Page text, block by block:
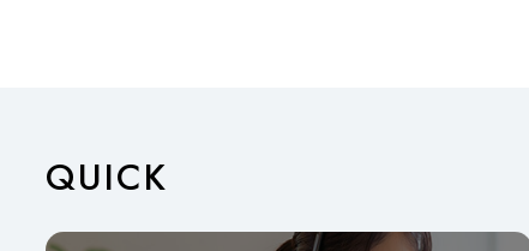
QUICK